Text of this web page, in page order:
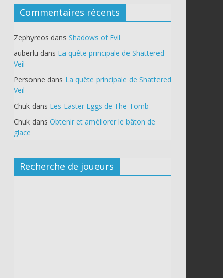
Commentaires récents
Zephyreos dans Shadows of Evil
auberlu dans La quête principale de Shattered
Veil
Personne dans La quête principale de Shattered
Veil
Chuk dans Les Easter Eggs de The Tomb
Chuk dans Obtenir et améliorer le bâton de
glace
Recherche de joueurs